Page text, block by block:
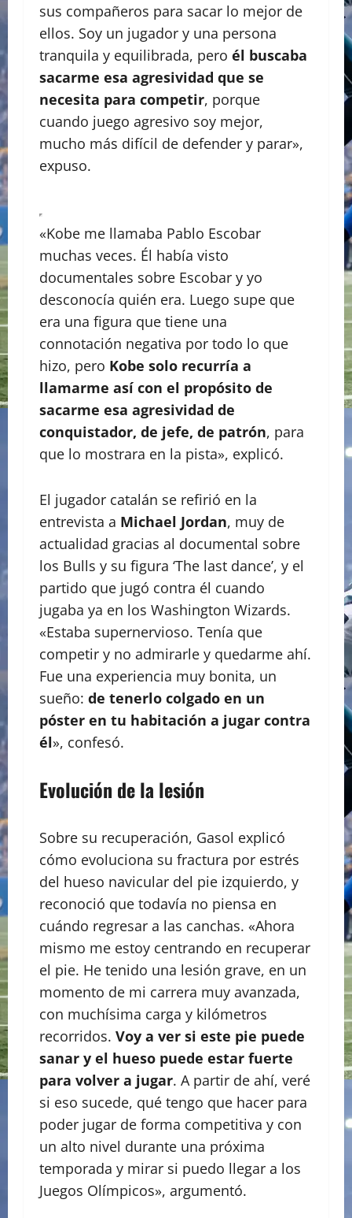
sus compañeros para sacar lo mejor de
ellos. Soy un jugador y una persona
tranquila y equilibrada, pero él buscaba
sacarme esa agresividad que se
necesita para competir, porque
cuando juego agresivo soy mejor,
mucho más difícil de defender y parar»,
expuso.
«Kobe me llamaba Pablo Escobar
muchas veces. Él había visto
documentales sobre Escobar y yo
desconocía quién era. Luego supe que
era una figura que tiene una
connotación negativa por todo lo que
hizo, pero Kobe solo recurría a
llamarme así con el propósito de
sacarme esa agresividad de
conquistador, de jefe, de patrón, para
que lo mostrara en la pista», explicó.
El jugador catalán se refirió en la
entrevista a Michael Jordan, muy de
actualidad gracias al documental sobre
los Bulls y su figura ‘The last dance’, y el
partido que jugó contra él cuando
jugaba ya en los Washington Wizards.
«Estaba supernervioso. Tenía que
competir y no admirarle y quedarme ahí.
Fue una experiencia muy bonita, un
sueño: de tenerlo colgado en un
póster en tu habitación a jugar contra
él», confesó.
Evolución de la lesión
Sobre su recuperación, Gasol explicó
cómo evoluciona su fractura por estrés
del hueso navicular del pie izquierdo, y
reconoció que todavía no piensa en
cuándo regresar a las canchas. «Ahora
mismo me estoy centrando en recuperar
el pie. He tenido una lesión grave, en un
momento de mi carrera muy avanzada,
con muchísima carga y kilómetros
recorridos. Voy a ver si este pie puede
sanar y el hueso puede estar fuerte
para volver a jugar. A partir de ahí, veré
si eso sucede, qué tengo que hacer para
poder jugar de forma competitiva y con
un alto nivel durante una próxima
temporada y mirar si puedo llegar a los
Juegos Olímpicos», argumentó.